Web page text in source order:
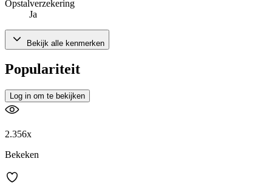
Opstalverzekering
Ja
Bekijk alle kenmerken
Populariteit
Log in om te bekijken
2.356x
Bekeken